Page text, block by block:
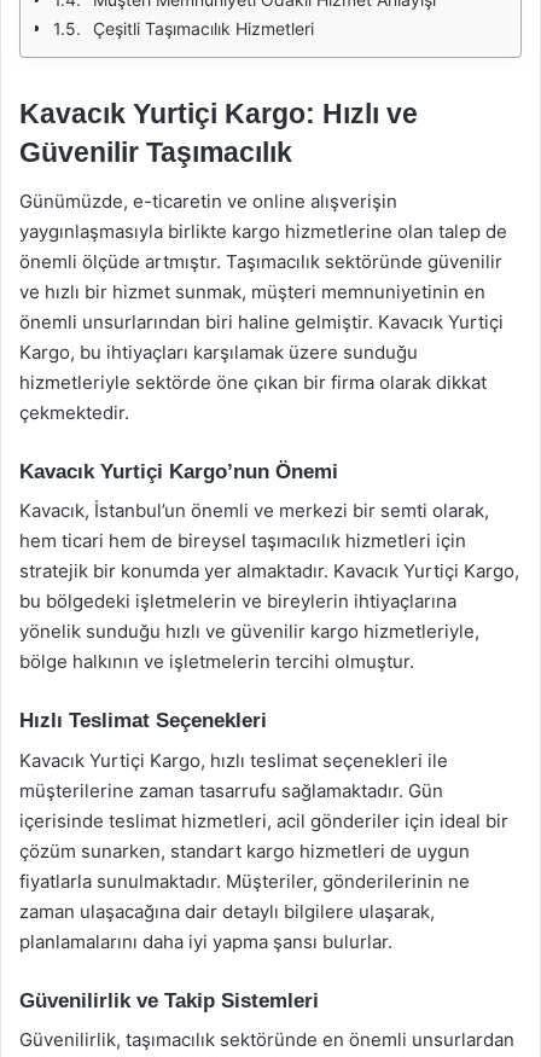
Çeşitli Taşımacılık Hizmetleri
Kavacık Yurtiçi Kargo: Hızlı ve
Güvenilir Taşımacılık
Günümüzde, e-ticaretin ve online alışverişin
yaygınlaşmasıyla birlikte kargo hizmetlerine olan talep de
önemli ölçüde artmıştır. Taşımacılık sektöründe güvenilir
ve hızlı bir hizmet sunmak, müşteri memnuniyetinin en
önemli unsurlarından biri haline gelmiştir. Kavacık Yurtiçi
Kargo, bu ihtiyaçları karşılamak üzere sunduğu
hizmetleriyle sektörde öne çıkan bir firma olarak dikkat
çekmektedir.
Kavacık Yurtiçi Kargo’nun Önemi
Kavacık, İstanbul’un önemli ve merkezi bir semti olarak,
hem ticari hem de bireysel taşımacılık hizmetleri için
stratejik bir konumda yer almaktadır. Kavacık Yurtiçi Kargo,
bu bölgedeki işletmelerin ve bireylerin ihtiyaçlarına
yönelik sunduğu hızlı ve güvenilir kargo hizmetleriyle,
bölge halkının ve işletmelerin tercihi olmuştur.
Hızlı Teslimat Seçenekleri
Kavacık Yurtiçi Kargo, hızlı teslimat seçenekleri ile
müşterilerine zaman tasarrufu sağlamaktadır. Gün
içerisinde teslimat hizmetleri, acil gönderiler için ideal bir
çözüm sunarken, standart kargo hizmetleri de uygun
fiyatlarla sunulmaktadır. Müşteriler, gönderilerinin ne
zaman ulaşacağına dair detaylı bilgilere ulaşarak,
planlamalarını daha iyi yapma şansı bulurlar.
Güvenilirlik ve Takip Sistemleri
Güvenilirlik, taşımacılık sektöründe en önemli unsurlardan